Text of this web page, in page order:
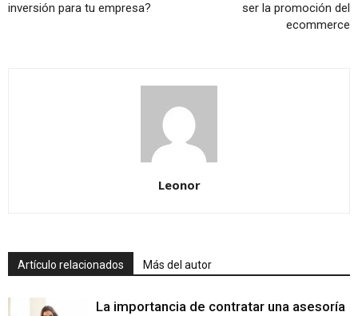
inversión para tu empresa?
ser la promoción del
ecommerce
Leonor
Artículo relacionados Más del autor
La importancia de contratar una asesoría